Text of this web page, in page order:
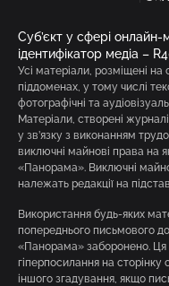
Суб’єкт у сфері онлайн-
ідентифікатор медіа –
Усі матеріали, розміщені
піддоменах, у тому числі
фотографічні та
Матеріали, створені
у зв’язку з виконанням
виключні майнові права на
«Панорама». Виключні
належать редакції на
Використання будь-яких
попереднього письмового
«Панорама» заборонено. Ця
гіперпосилання на сторінку
іншого згадування, якщо